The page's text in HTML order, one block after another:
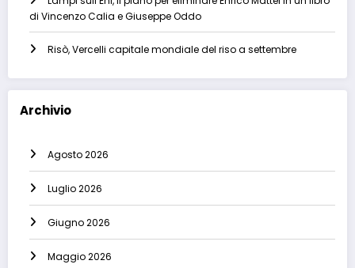
di Vincenzo Calia e Giuseppe Oddo
Risò, Vercelli capitale mondiale del riso a settembre
Archivio
Agosto 2026
Luglio 2026
Giugno 2026
Maggio 2026